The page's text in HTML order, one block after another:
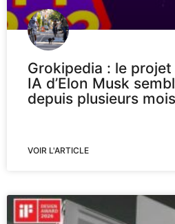
Grokipedia : le projet
IA d’Elon Musk
depuis plusieurs mois
VOIR L'ARTICLE